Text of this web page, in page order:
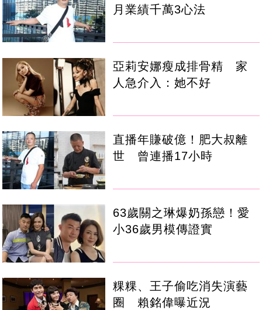
月業績千萬3心法
亞莉安娜瘦成排骨精 家
人急介入：她不好
直播年賺破億！肥大叔離
世 曾連播17小時
63歲關之琳爆奶孫戀！愛
小36歲男模傳證實
粿粿、王子偷吃消失演藝
圈 賴銘偉曝近況